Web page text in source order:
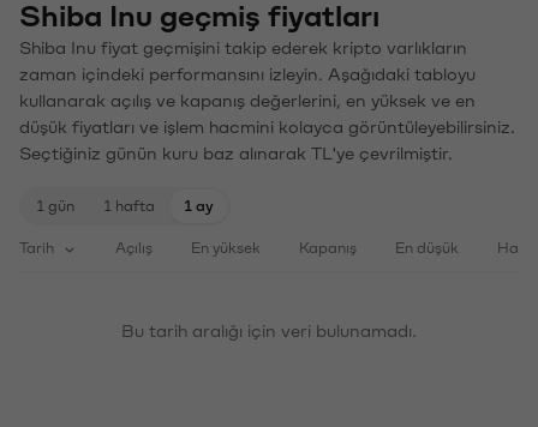
Shiba Inu geçmiş fiyatları
Shiba Inu fiyat geçmişini takip ederek kripto varlıkların
zaman içindeki performansını izleyin. Aşağıdaki tabloyu
kullanarak açılış ve kapanış değerlerini, en yüksek ve en
düşük fiyatları ve işlem hacmini kolayca görüntüleyebilirsiniz.
Seçtiğiniz günün kuru baz alınarak TL'ye çevrilmiştir.
1 gün 1 hafta 1 ay
Tarih Açılış En yüksek Kapanış En düşük
Bu tarih aralığı için veri bulunamadı.